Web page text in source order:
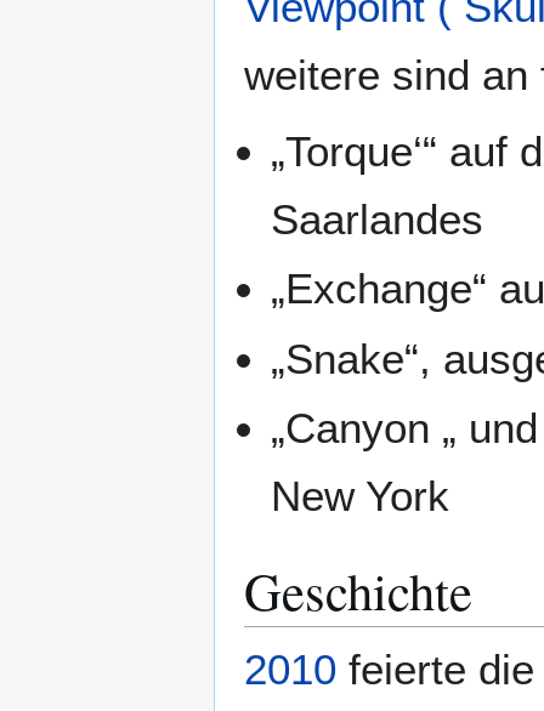
weitere sind an
„Torque‘“
Saarlandes
„Exchange“
„Snake“,
„Canyon „
New York
Geschichte
2010 feierte